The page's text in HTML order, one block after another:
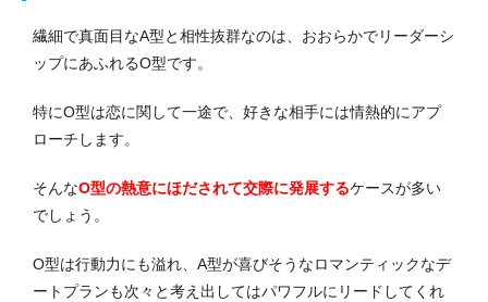
繊細で真面目なA型と相性抜群なのは、おおらかでリーダーシ
ップにあふれるO型です。
特にO型は恋に関して一途で、好きな相手には情熱的にアプ
ローチします。
そんなO型の熱意にほだされて交際に発展するケースが多い
でしょう。
O型は行動力にも溢れ、A型が喜びそうなロマンティックなデ
ートプランも次々と考え出してはパワフルにリードしてくれ